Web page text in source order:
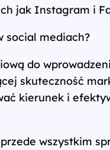
jak Instagram i
social mediach?
do
skuteczność
kierunek i
wszystkim